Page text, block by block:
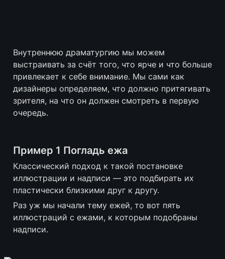
Внутреннюю драматургию мы можем
выстраивать за счёт того, что ярче и что больше
привлекает к себе внимание. Мы сами как
дизайнеры определяем, что должно притягивать
зрителя, на что он должен смотреть в первую
очередь.
Пример 1 Погладь ежа
Классический подход к такой постановке
иллюстрации и надписи — это подбирать их
пластически близкими друг к другу.
Раз уж мы начали тему ежей, то вот пять
иллюстраций с ежами, к которым подобраны
надписи.